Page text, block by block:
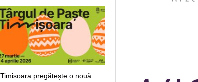
Timișoara pregătește o nouă